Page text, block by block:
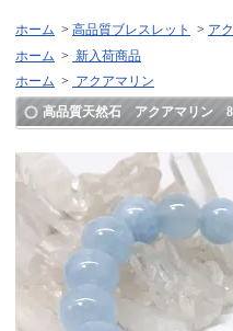
ホーム > 高品質ブレスレット > ア
ホーム > 新入荷商品
ホーム > アクアマリン
高品質天然石 アクアマリン